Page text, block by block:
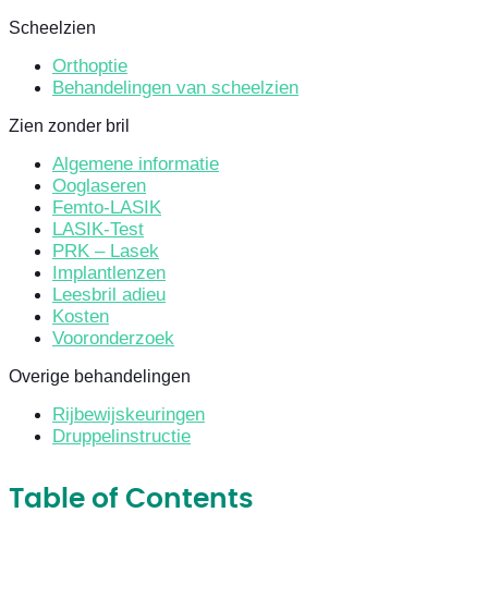
Scheelzien
Orthoptie
Behandelingen van scheelzien
Zien zonder bril
Algemene informatie
Ooglaseren
Femto-LASIK
LASIK-Test
PRK – Lasek
Implantlenzen
Leesbril adieu
Kosten
Vooronderzoek
Overige behandelingen
Rijbewijskeuringen
Druppelinstructie
Table of Contents